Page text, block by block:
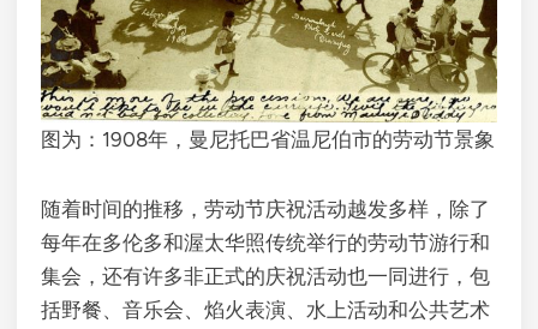
​图为：1908年，曼尼托巴省温尼伯市的劳动节景象
随着时间的推移，劳动节庆祝活动越发多样，除了
每年在多伦多和渥太华照传统举行的劳动节游行和
集会，还有许多非正式的庆祝活动也一同进行，包
括野餐、音乐会、焰火表演、水上活动和公共艺术